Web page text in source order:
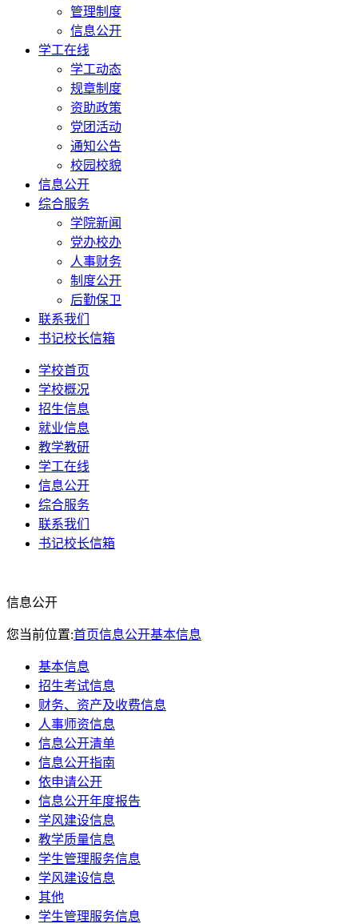
管理制度
信息公开
学工在线
学工动态
规章制度
资助政策
党团活动
通知公告
校园校貌
信息公开
综合服务
学院新闻
党办校办
人事财务
制度公开
后勤保卫
联系我们
书记校长信箱
学校首页
学校概况
招生信息
就业信息
教学教研
学工在线
信息公开
综合服务
联系我们
书记校长信箱
信息公开
您当前位置:首页信息公开基本信息
基本信息
招生考试信息
财务、资产及收费信息
人事师资信息
信息公开清单
信息公开指南
依申请公开
信息公开年度报告
学风建设信息
教学质量信息
学生管理服务信息
学风建设信息
其他
学生管理服务信息